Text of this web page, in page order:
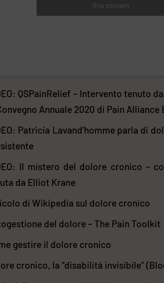
this content
QSPainRelief – Intervento tenuto
Annuale 2020 di Pain Alliance
Patricia Lavand’homme parla di
Il mistero del dolore cronico –
da Elliot Krane
di Wikipedia sul dolore cronico
del dolore – The Pain Toolkit
gestire il dolore cronico
cronico, la “disabilità invisibile”